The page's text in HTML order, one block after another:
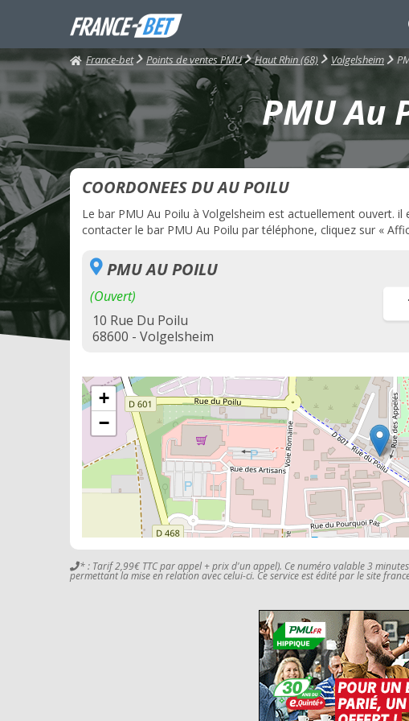
France-bet Points de ventes PMU Haut Rhin (68) Volgelsheim
PMU Au
COORDONEES DU AU POILU
Le bar PMU Au Poilu à Volgelsheim est actuellement ouvert.
contacter le bar PMU Au Poilu par téléphone, cliquez sur «
PMU AU POILU
(Ouvert)
10 Rue Du Poilu
68600 - Volgelsheim
+
−
* : Tarif 2,99€ TTC par appel + prix d'un appel). Ce numéro valable 3
permettant la mise en relation avec celui-ci. Ce service est édité par le site